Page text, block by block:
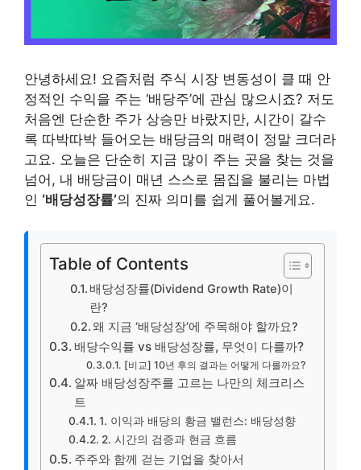
안녕하세요! 요즘처럼 주식 시장 변동성이 클 때 안
정적인 수익을 주는 ‘배당주’에 관심 많으시죠? 저도
처음엔 단순한 주가 상승만 바랐지만, 시간이 갈수
록 따박따박 들어오는 배당금의 매력이 정말 크더라
고요. 오늘은 단순히 지금 많이 주는 곳을 찾는 것을
넘어, 내 배당금이 매년 스스로 몸집을 불리는 마법
인 ‘배당성장률’의 진짜 의미를 쉽게 풀어볼게요.
Table of Contents
배당성장률(Dividend Growth Rate)이
란?
왜 지금 ‘배당성장’에 주목해야 할까요?
배당수익률 vs 배당성장률, 무엇이 다를까?
[비교] 10년 후의 결과는 어떻게 다를까요?
알짜 배당성장주를 고르는 나만의 체크리스
트
1. 이익과 배당의 황금 밸런스: 배당성향
2. 시간의 검증과 현금 흐름
주주와 함께 걷는 기업을 찾아서